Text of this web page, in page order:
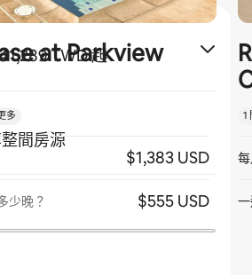
TWD 起
間房源
少晚？
at Parkview
多
$1,383 USD
$555 USD
1